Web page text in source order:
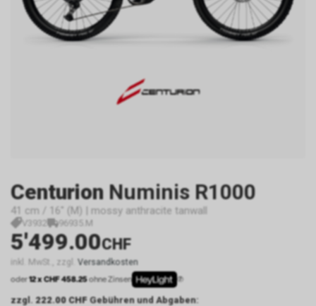
Centurion Numinis R1000
41 cm / 16" (M) | mossy anthracite tanwall
V3932 96935.M
5'499.00CHF
inkl. MwSt., zzgl. Versandkosten
oder12 x CHF 458.25ohne Zinsen
zzgl. 222.00 CHF Gebühren und Abgaben: